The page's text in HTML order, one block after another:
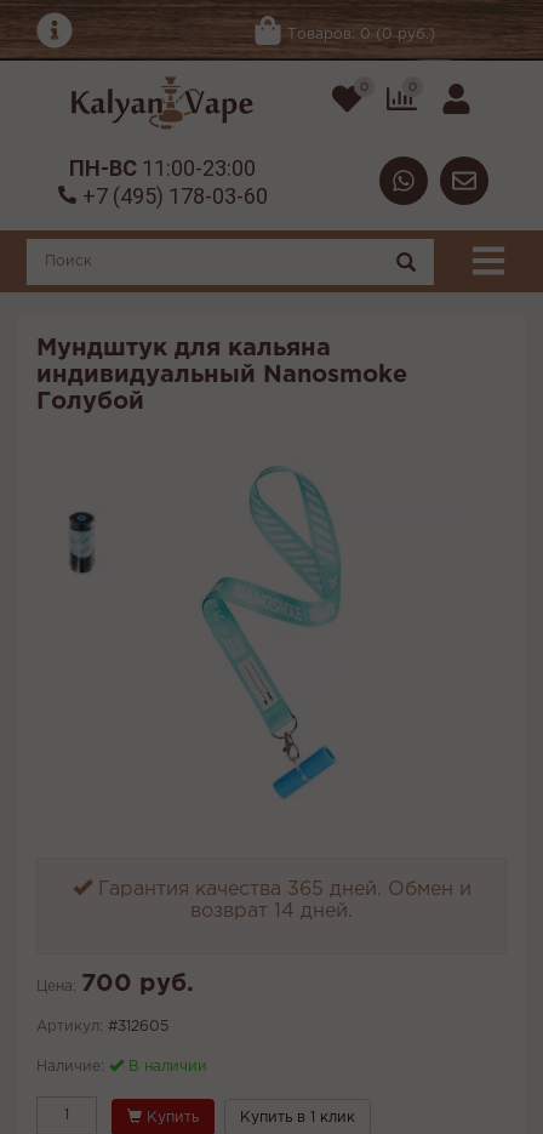
Товаров: 0 (0 руб.)
0 0
ПН-ВС 11:00-23:00
+7 (495) 178-03-60
Мундштук для кальяна
индивидуальный Nanosmoke
Голубой
Гарантия качества 365 дней. Обмен и
возврат 14 дней.
Цена: 700 руб.
Артикул: #312605
Наличие: В наличии
Купить Купить в 1 клик